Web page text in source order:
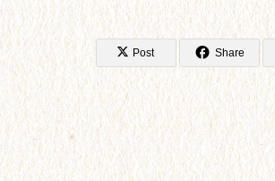
大事なのは・・・
Post Share